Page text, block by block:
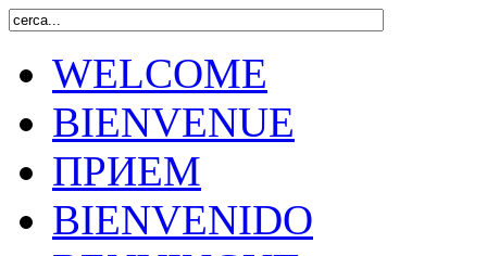
WELCOME
BIENVENUE
ПРИЕМ
BIENVENIDO